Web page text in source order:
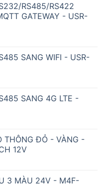
RS485/RS422
GATEWAY - USR-
SANG WIFI - USR-
SANG 4G LTE -
THÔNG ĐỎ - VÀNG -
12V
3 MÀU 24V - M4F-